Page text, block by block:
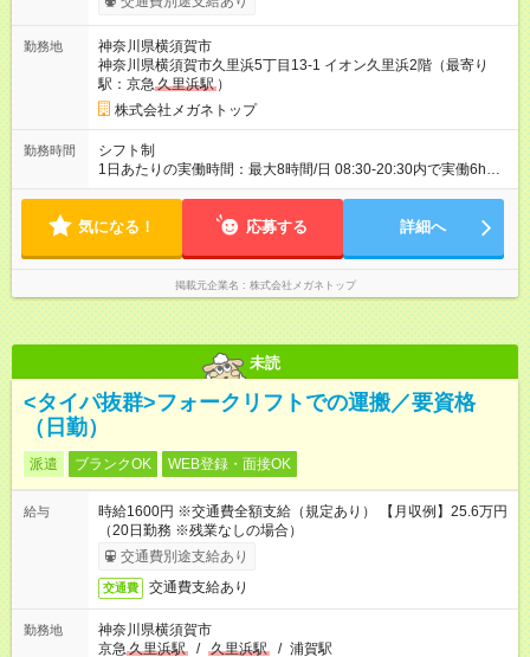
あり 試用期間の長さ：3ヶ月 雇用形態、給与は本採用時と同じ
勤務地
神奈川県横須賀市
神奈川県横須賀市久里浜5丁目13-1 イオン久里浜2階（最寄り
駅：京急 久里浜駅 ）
株式会社メガネトップ
勤務時間
シフト制
1日あたりの実働時間：最大8時間/日 08:30-20:30内で実働6h
※1日6h以上、 土日含む週3日以上勤務できる方 （シフト例） パ
ワーク不可
気になる！ 応募する 詳細へ
掲載元企業名 株式会社メガネトップ
未読
<タイパ抜群>フォークリフトでの運搬／要資格
（日勤）
派遣 ブランクOK WEB登録・面接OK
給与
時給1600円 ※交通費全額支給（規定あり） 【月収例】25.6万円
（20日勤務 ※残業なしの場合）
交通費別途支給あり
交通費 交通費支給あり
勤務地
神奈川県横須賀市
京急 久里浜駅 / 久里浜駅 / 浦賀駅